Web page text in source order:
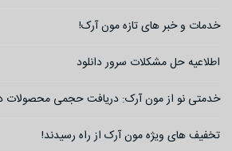
خدمات و خبر های تازه مون آرک!
اطلاعیه حل مشکلات سرور دانلود
خدمتی نو از مون آرک: دریافت حجمی محصولات
تخفیف های ویژه مون آرک از راه رسیدند!